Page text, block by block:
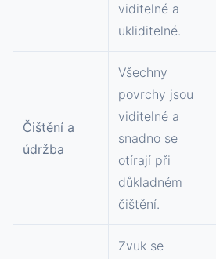
viditelné a
ukliditelné.
Čištění a
údržba
Všechny
povrchy jsou
viditelné a
snadno se
otírají při
důkladném
čištění.
Zvuk se